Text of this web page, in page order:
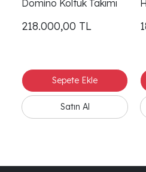
Domino Koltuk Takımı
218.000,00 TL